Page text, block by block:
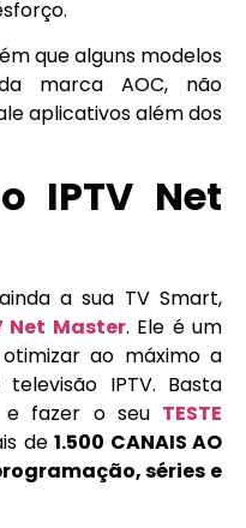
que alguns modelos
marca AOC, não
aplicativos além dos
IPTV Net
a sua TV Smart,
Net Master. Ele é um
ao máximo a
IPTV. Basta
fazer o seu TESTE
de1.500 CANAIS AO
séries e